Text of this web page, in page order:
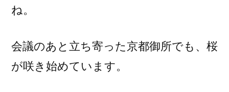
ね。
会議のあと立ち寄った京都御所でも、桜
が咲き始めています。